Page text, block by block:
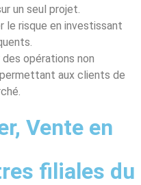
un seul projet.
le risque en investissant
opérations non
aux clients de
, Vente en
filiales du